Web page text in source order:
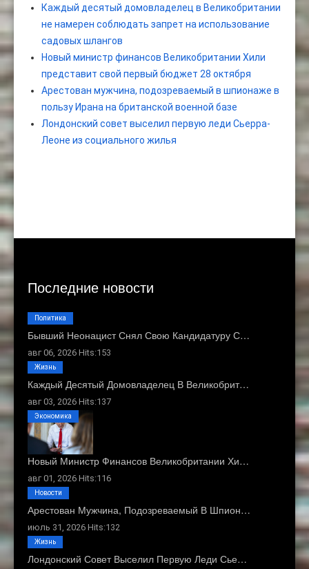
Каждый десятый домовладелец в Великобритании
не намерен соблюдать запрет на использование
садовых шлангов
Новый министр финансов Великобритании Хили
представит свой первый бюджет 28 октября
Арестован мужчина, подозреваемый в шпионаже в
пользу Ирана на британской военной базе
Лондонский совет выселил первую леди Сьерра-
Леоне из социального жилья
Последние новости
Бывший Неонацист Снял Свою Кандидатуру С…
авг 06, 2026 Hits:153
Политика
Каждый Десятый Домовладелец В Великобрит…
авг 03, 2026 Hits:137
Жизнь
Новый Министр Финансов Великобритании Хи…
авг 01, 2026 Hits:116
Экономика
Арестован Мужчина, Подозреваемый В Шпион…
июль 31, 2026 Hits:132
Новости
Лондонский Совет Выселил Первую Леди Сье…
Жизнь